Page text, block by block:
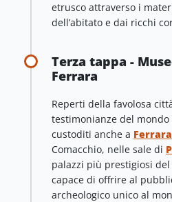
etrusco attraverso i
dell’abitato e dai ricchi
Terza tappa -
Ferrara
Reperti della favolosa
testimonianze del
custoditi anche a Ferrara
Comacchio, nelle sale di
palazzi più prestigiosi
capace di offrire al
archeologico unico al